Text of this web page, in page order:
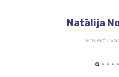
Natālija
Projektu